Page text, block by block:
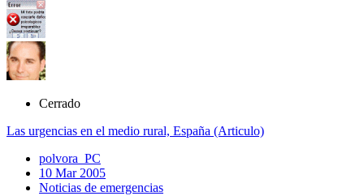
Cerrado
Las urgencias en el medio rural, España (Articulo)
polvora_PC
10 Mar 2005
Noticias de emergencias